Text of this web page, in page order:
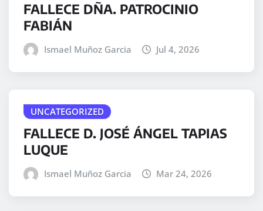
FALLECE DÑA. PATROCINIO
FABIÁN
Ismael Muñoz Garcia Jul 4, 2026
UNCATEGORIZED
FALLECE D. JOSÉ ÁNGEL TAPIAS
LUQUE
Ismael Muñoz Garcia Mar 24, 2026